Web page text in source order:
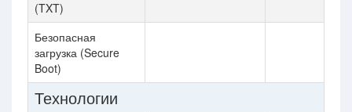
(TXT)
Безопасная
загрузка (Secure
Boot)
Технологии